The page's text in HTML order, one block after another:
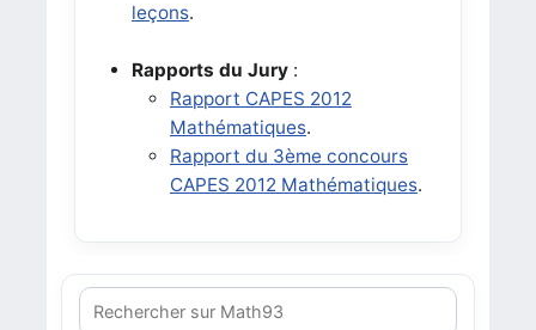
leçons.
Rapports du Jury:
Rapport CAPES 2012
Mathématiques.
Rapport du 3ème concours
CAPES 2012 Mathématiques.